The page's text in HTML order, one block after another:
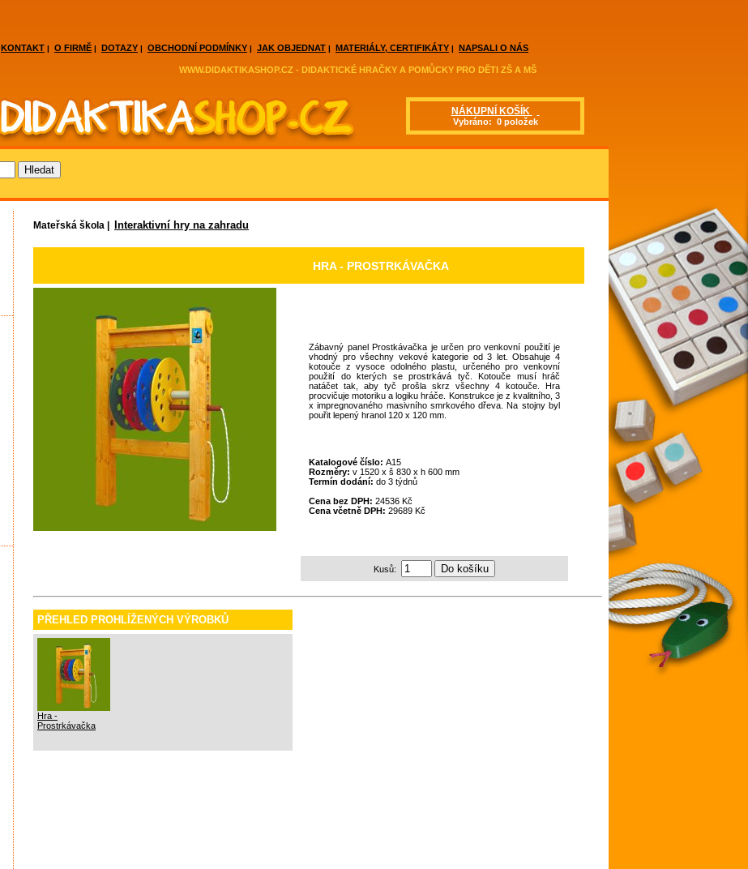
WWW.DIDAKTIKASHOP.CZ - DIDAKTICKÉ HRAČKY A POMŮCKY PRO DĚTI ZŠ A MŠ
KONTAKT | O FIRMĚ | DOTAZY | OBCHODNÍ PODMÍNKY | JAK OBJEDNAT | MATERIÁLY, CERTIFIKÁTY | NAPSALI O NÁS
NÁKUPNÍ KOŠÍK
Vybráno: 0 položek
Mateřská škola | Interaktivní hry na zahradu
HRA - PROSTRKÁVAČKA
Zábavný panel Prostkávačka je určen pro venkovní použití je
vhodný pro všechny vekové kategorie od 3 let. Obsahuje 4
kotouče z vysoce odolného plastu, určeného pro venkovní
použití do kterých se prostrkává tyč. Kotouče musí hráč
natáčet tak, aby tyč prošla skrz všechny 4 kotouče. Hra
procvičuje motoriku a logiku hráče. Konstrukce je z kvalitního, 3
x impregnovaného masivního smrkového dřeva. Na stojny byl
pouřit lepený hranol 120 x 120 mm.
Katalogové číslo: A15
Rozměry: v 1520 x š 830 x h 600 mm
Termín dodání: do 3 týdnů
Cena bez DPH: 24536 Kč
Cena včetně DPH: 29689 Kč
Kusů:
PŘEHLED PROHLÍŽENÝCH VÝROBKŮ
Hra -
Prostrkávačka